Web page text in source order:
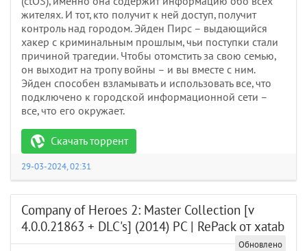
жителях. И тот, кто получит к ней доступ, получит
контроль над городом. Эйден Пирс – выдающийся
хакер с криминальным прошлым, чьи поступки стали
причиной трагедии. Чтобы отомстить за свою семью,
он выходит на тропу войны – и вы вместе с ним.
Эйден способен взламывать и использовать все, что
подключено к городской информационной сети –
все, что его окружает.
Скачать торрент
29-03-2024, 02:31
Company of Heroes 2: Master Collection [v
4.0.0.21863 + DLC's] (2014) PC | RePack от xatab
Обновлено